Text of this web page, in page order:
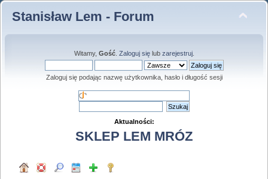
Stanisław Lem - Forum
Witamy, Gość. Zaloguj sięlub zarejestruj.
Zaloguj się podając nazwę użytkownika, hasło i długość sesji
Aktualności:
SKLEP LEM MRÓZ